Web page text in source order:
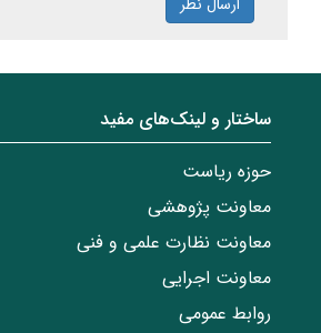
ساختار‌‌ و‌‌ لینک‌های مفید
حوزه ریاست
معاونت پژوهشی
معاونت نظارت علمی و فنی
معاونت اجرایی
روابط عمومی